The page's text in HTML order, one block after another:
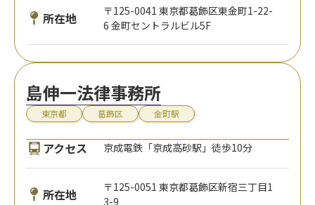
所在地
〒125-0041 東京都葛飾区東金町1-22-
6 金町セントラルビル5F
島伸一法律事務所
東京都 葛飾区 金町駅
アクセス 京成電鉄「京成高砂駅」徒歩10分
所在地
〒125-0051 東京都葛飾区新宿三丁目1
3-9